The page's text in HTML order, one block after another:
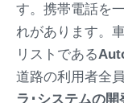
す。携帯電話を
れがあります。
リストである
道路の利用者全
ラ･システムの開